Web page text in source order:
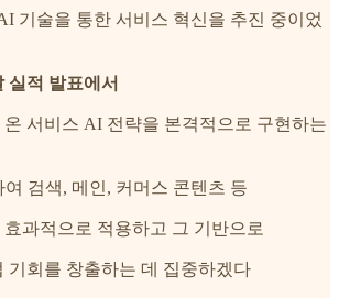
기술을 통한 서비스 혁신을 추진 중이었
실적 발표에서
온 서비스 AI 전략을 본격적으로 구현하는
검색, 메인, 커머스 콘텐츠 등
과적으로 적용하고 그 기반으로
기회를 창출하는 데 집중하겠다